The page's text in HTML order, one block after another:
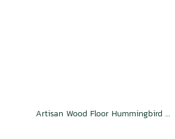
Artisan Wood Floor Hummingbird Wing